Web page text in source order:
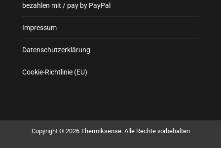
bezahlen mit / pay by PayPal
Impressum
Datenschutzerklärung
Cookie-Richtlinie (EU)
Copyright © 2026 Thermiksense. Alle Rechte vorbehalten